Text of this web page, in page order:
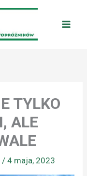
TYLKO
ALE
/4 maja, 2023